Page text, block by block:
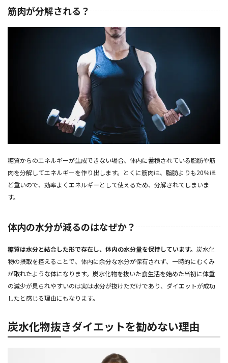
筋肉が分解される？
糖質からのエネルギーが生成できない場合、体内に蓄積されている脂肪や筋
肉を分解してエネルギーを作り出します。とくに筋肉は、脂肪よりも20％ほ
ど重いので、効率よくエネルギーとして使えるため、分解されてしまいま
す。
体内の水分が減るのはなぜか？
糖質は水分と結合した形で存在し、体内の水分量を保持しています。 炭水化
物の摂取を控えることで、体内に余分な水分が保有されず、一時的にむくみ
が取れたような体になります。炭水化物を抜いた食生活を始めた当初に体重
の減少が見られやすいのは実は水分が抜けただけであり、ダイエットが成功
したと感じる理由にもなります。
炭水化物抜きダイエットを勧めない理由